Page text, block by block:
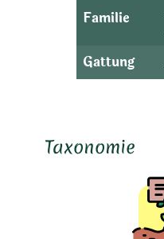
Familie
Gattung
Taxonomie